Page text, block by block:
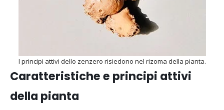
I principi attivi dello zenzero risiedono nel rizoma della pianta.
Caratteristiche e principi attivi
della pianta